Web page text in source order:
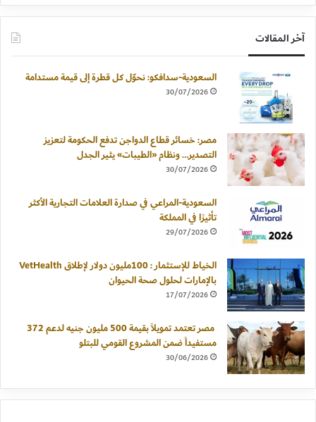
آخر المقالات
السعودية-سدافكو: نحوّل كل قطرة إلى قيمة مستدامة
30/07/2026
مصر: خسائر قطاع الدواجن تدفع الحكومة لتعزيز
التصدير… ونظام «الطيبات» يثير الجدل
30/07/2026
السعودية-المراعي في صدارة العلامات التجارية الأكثر
تأثيرًا في المملكة
29/07/2026
الخياط للإستثمار : 100مليون دولار لإطلاق VetHealth
بالإمارات لحلول صحة الحيوان
17/07/2026
مصر تعتمد تمويلاً بقيمة 500 مليون جنيه لدعم 372
مستفيداً ضمن المشروع القومي للبتلو
30/06/2026